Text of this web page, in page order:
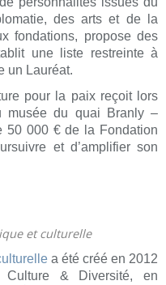
des arts et de la
fondations, propose des
une liste restreinte à
un Lauréat.
pour la paix reçoit lors
musée du quai Branly –
50 000 € de la Fondation
et d’amplifier son
et culturelle
a été créé en 2012
& Diversité, en